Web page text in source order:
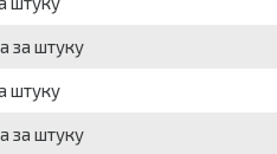
за штуку
штуку
за штуку